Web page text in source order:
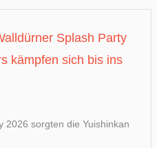
Splash Party
kämpfen sich bis ins
2026 sorgten die Yuishinkan